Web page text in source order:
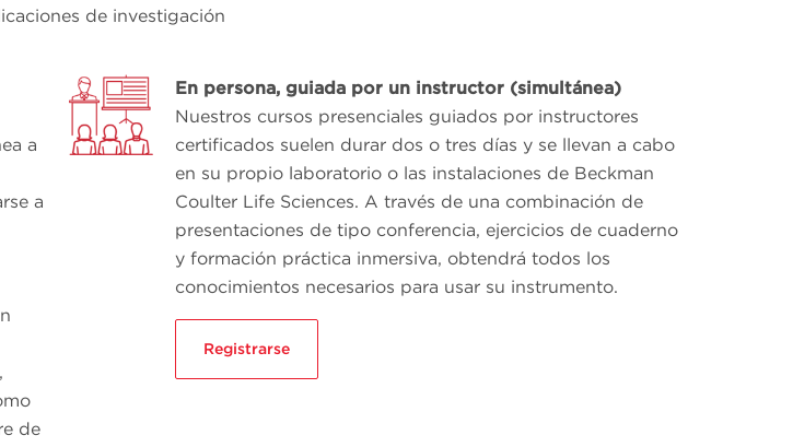
de investigación
a
a
de
En persona, guiada por un instructor (simultánea)
Nuestros cursos presenciales guiados por instructores
certificados suelen durar dos o tres días y se llevan a cabo
en su propio laboratorio o las instalaciones de Beckman
Coulter Life Sciences. A través de una combinación de
presentaciones de tipo conferencia, ejercicios de cuaderno
y formación práctica inmersiva, obtendrá todos los
conocimientos necesarios para usar su instrumento.
Registrarse